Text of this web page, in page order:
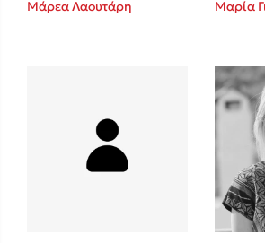
Sebastian Fitzek
Playlist
Μάρεα Λαουτάρη Μαρία